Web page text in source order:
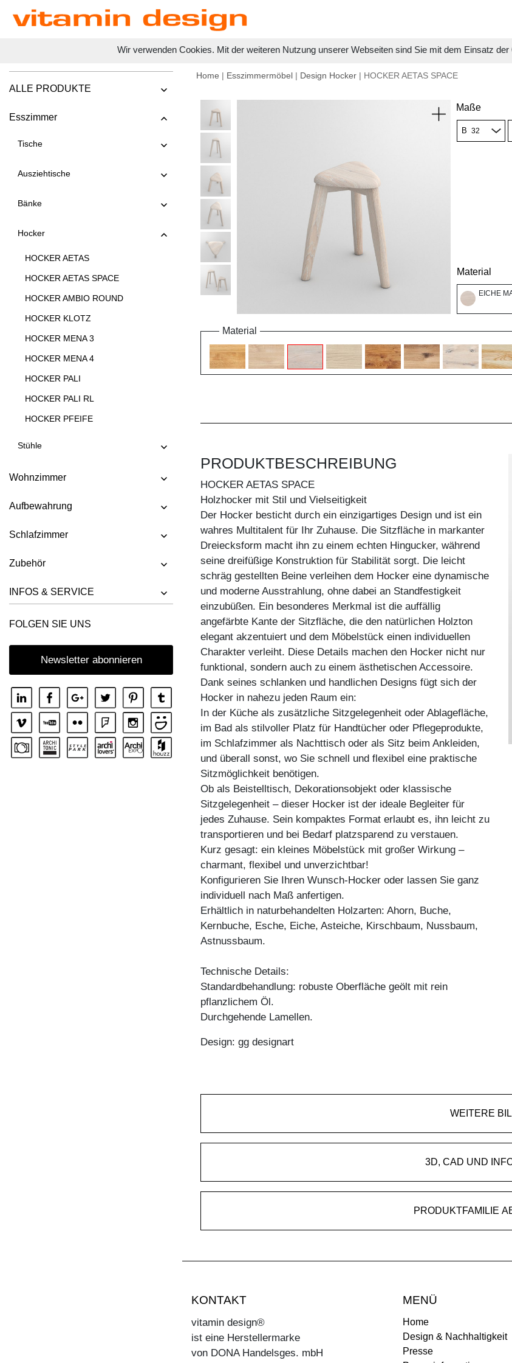
Wir verwenden Cookies. Mit der weiteren Nutzung unserer Webseiten sind Sie mit dem Einsatz
ALLE PRODUKTE
Esszimmer
Tische
Ausziehtische
Bänke
Hocker
HOCKER AETAS
HOCKER AETAS SPACE
HOCKER AMBIO ROUND
HOCKER KLOTZ
HOCKER MENA 3
HOCKER MENA 4
HOCKER PALI
HOCKER PALI RL
HOCKER PFEIFE
HOCKER TANTUM BAR
HOCKER TUBER
HOCKER UNA
Stühle
Wohnzimmer
Aufbewahrung
Schlafzimmer
Zubehör
INFOS & SERVICE
FOLGEN SIE UNS
Newsletter abonnieren
Home | Esszimmermöbel | Design Hocker | HOCKER AETAS SPACE
Maße
B
Material
EICHE
Material
PRODUKTBESCHREIBUNG
HOCKER AETAS SPACE
Holzhocker mit Stil und Vielseitigkeit
Der Hocker besticht durch ein einzigartiges Design und ist ein
wahres Multitalent für Ihr Zuhause. Die Sitzfläche in markanter
Dreiecksform macht ihn zu einem echten Hingucker, während
seine dreifüßige Konstruktion für Stabilität sorgt. Die leicht
schräg gestellten Beine verleihen dem Hocker eine dynamische
und moderne Ausstrahlung, ohne dabei an Standfestigkeit
einzubüßen. Ein besonderes Merkmal ist die auffällig
angefärbte Kante der Sitzfläche, die den natürlichen Holzton
elegant akzentuiert und dem Möbelstück einen individuellen
Charakter verleiht. Diese Details machen den Hocker nicht nur
funktional, sondern auch zu einem ästhetischen Accessoire.
Dank seines schlanken und handlichen Designs fügt sich der
Hocker in nahezu jeden Raum ein:
In der Küche als zusätzliche Sitzgelegenheit oder Ablagefläche,
im Bad als stilvoller Platz für Handtücher oder Pflegeprodukte,
im Schlafzimmer als Nachttisch oder als Sitz beim Ankleiden,
und überall sonst, wo Sie schnell und flexibel eine praktische
Sitzmöglichkeit benötigen.
Ob als Beistelltisch, Dekorationsobjekt oder klassische
Sitzgelegenheit – dieser Hocker ist der ideale Begleiter für
jedes Zuhause. Sein kompaktes Format erlaubt es, ihn leicht zu
transportieren und bei Bedarf platzsparend zu verstauen.
Kurz gesagt: ein kleines Möbelstück mit großer Wirkung –
charmant, flexibel und unverzichtbar!
Konfigurieren Sie Ihren Wunsch-Hocker oder lassen Sie ganz
individuell nach Maß anfertigen.
Erhältlich in naturbehandelten Holzarten: Ahorn, Buche,
Kernbuche, Esche, Eiche, Asteiche, Kirschbaum, Nussbaum,
Astnussbaum.
Technische Details:
Standardbehandlung: robuste Oberfläche geölt mit rein
pflanzlichem Öl.
Durchgehende Lamellen.
Design: gg designart
WEITERE
3D, CAD UND
PRODUKTFAMILIE
KONTAKT
vitamin design®
ist eine Herstellermarke
von DONA Handelsges. mbH
MENÜ
Home
Design & Nachhaltigkeit
Presse